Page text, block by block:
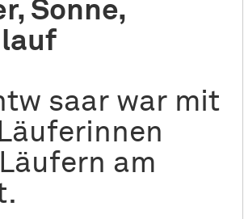
Sonne,
saar war mit
am